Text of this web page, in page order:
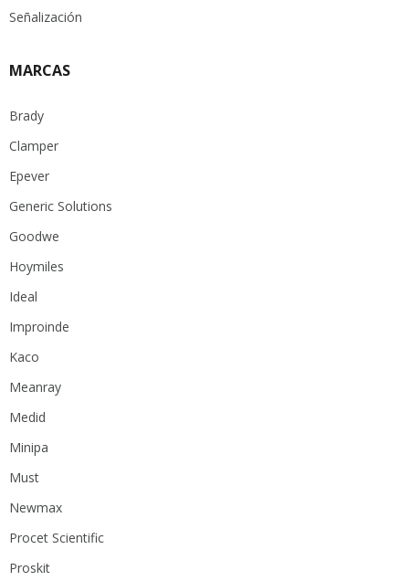
Señalización
MARCAS
Brady
Clamper
Epever
Generic Solutions
Goodwe
Hoymiles
Ideal
Improinde
Kaco
Meanray
Medid
Minipa
Must
Newmax
Procet Scientific
Proskit